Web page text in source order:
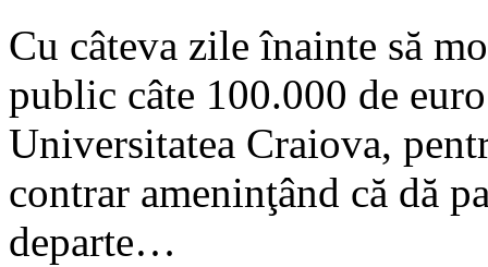
Cu câteva zile înainte să
public câte 100.000 de
Universitatea Craiova,
contrar ameninţând că dă
departe…